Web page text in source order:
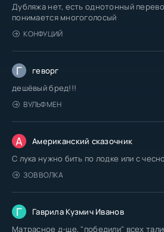
Дубляжа нет, есть однотонный
понимается многоголосый
КОНФУЦИЙ
Г геворг
дешёвый бред!!!
ВУЛЬФМЕН
А Американский сказочник
С лука нужно бить по лодке или с
ЗОВ ВОЛКА
Г Гаврила Кузмич Иванов
Матрасное д-ще, "победили" всех